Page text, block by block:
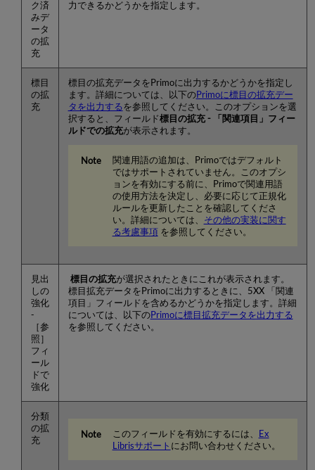
ク済
みデ
ータ
の拡
充
力できるかどうかを指定します。
標目
の拡
充
標目の拡充データをPrimoに出力するかどうかを指定し
ます。詳細については、以下のPrimoに標目の拡充デー
タを出力するを参照してください。このオプションを選
択すると、フィールド標目の拡充 - 「関連項目」フィー
ルドでの拡充が表示されます。
関連用語の追加は、Primoではデフォルト
ではサポートされていません。このオプシ
ョンを有効にする前に、Primoで関連用語
の使用方法を決定し、必要に応じて正規化
ルールを更新したことを確認してくださ
い。詳細については、 その他の実装に関す
る考慮事項を参照してください。
見出
しの
強化
-
［参
照］
フィ
ール
ドで
強化
標目の拡充が選択されたときにこれが表示されます。
標目拡充データをPrimoに出力するときに、5XX 「関連
項目」フィールドを含めるかどうかを指定します。詳細
については、以下のPrimoに標目拡充データを出力する
を参照してください。
分類
の拡
充
このフィールドを有効にするには、
Ex
Librisサポート にお問い合わせください。